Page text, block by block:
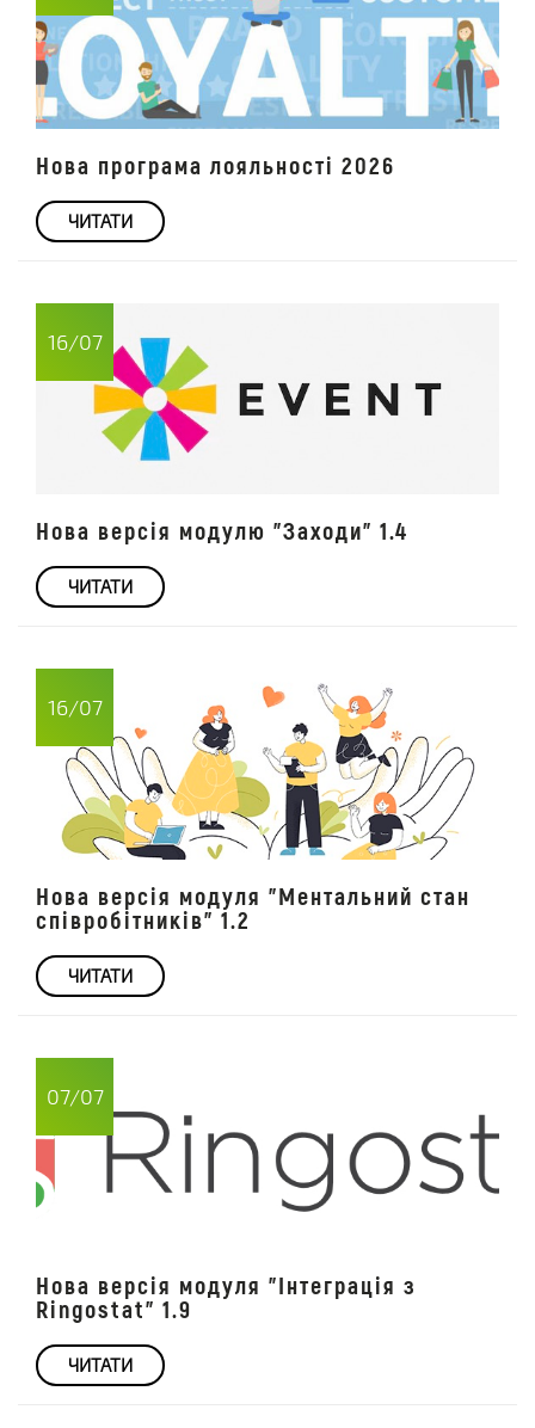
Нова програма лояльності 2026
ЧИТАТИ
16/07
Нова версія модулю "Заходи" 1.4
ЧИТАТИ
16/07
Нова версія модуля "Ментальний стан
співробітників" 1.2
ЧИТАТИ
07/07
Нова версія модуля "Інтеграція з
Ringostat" 1.9
ЧИТАТИ